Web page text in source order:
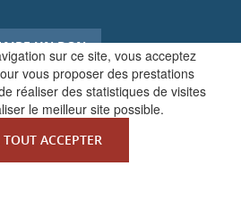
sur ce site, vous acceptez
vous proposer des prestations
réaliser des statistiques de visites
le meilleur site possible.
ACCEPTER
UN DON